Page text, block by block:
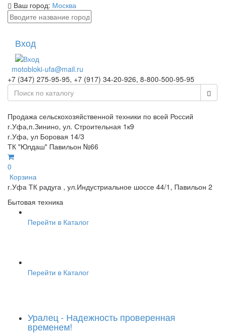
Ваш город: Москва
Вход
motobloki-ufa@mail.ru
+7 (347) 275-95-95, +7 (917) 34-20-926, 8-800-500-95-95
Продажа сельскохозяйственной техники по всей Россий
г.Уфа,п.Зинино, ул. Строительная 1к9
г.Уфа, ул Боровая 14/3
ТК "Юлдаш" Павильон №66
0
Корзина
г.Уфа ТК радуга , ул.Индустриальное шоссе 44/1, Павильон 2
Бытовая техника
Перейти в Каталог
Перейти в Каталог
Уралец - Надежность проверенная
временем!